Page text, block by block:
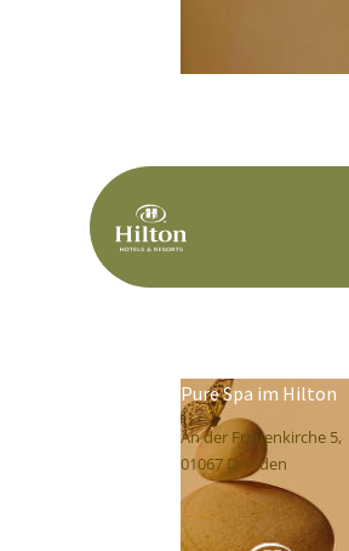
Pure Spa im Hilton
An der Frauenkirche 5,
01067 Dresden